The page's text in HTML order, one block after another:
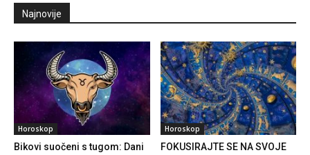
Najnovije
Horoskop
Bikovi suočeni s tugom: Dani
Horoskop
FOKUSIRAJTE SE NA SVOJE